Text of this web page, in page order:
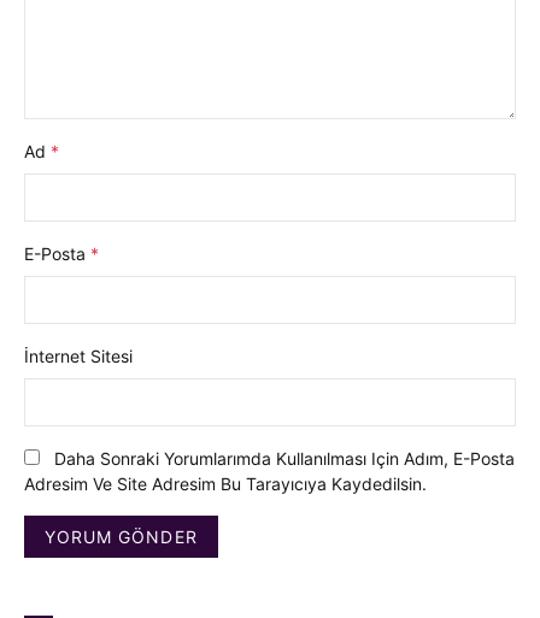
Ad *
E-Posta *
İnternet Sitesi
Daha Sonraki Yorumlarımda Kullanılması Için Adım, E-Posta
Adresim Ve Site Adresim Bu Tarayıcıya Kaydedilsin.